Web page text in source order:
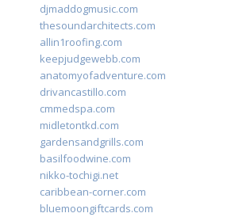
djmaddogmusic.com
thesoundarchitects.com
allin1roofing.com
keepjudgewebb.com
anatomyofadventure.com
drivancastillo.com
cmmedspa.com
midletontkd.com
gardensandgrills.com
basilfoodwine.com
nikko-tochigi.net
caribbean-corner.com
bluemoongiftcards.com